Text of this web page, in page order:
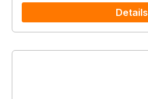
Details